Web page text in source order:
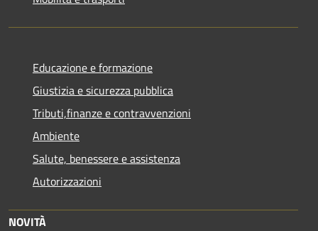
Educazione e formazione
Giustizia e sicurezza pubblica
Tributi,finanze e contravvenzioni
Ambiente
Salute, benessere e assistenza
Autorizzazioni
NOVITÀ